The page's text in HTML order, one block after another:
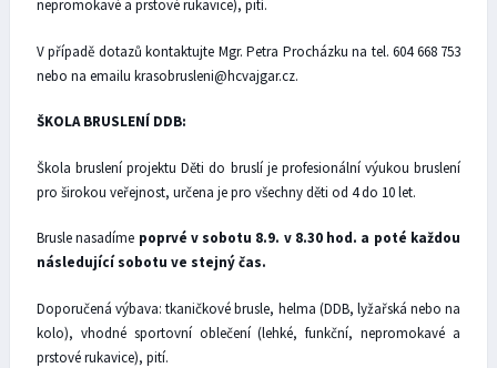
nepromokavé a prstové rukavice), pití.
V případě dotazů kontaktujte Mgr. Petra Procházku na tel. 604 668 753
nebo na emailu krasobrusleni@hcvajgar.cz.
ŠKOLA BRUSLENÍ DDB:
Škola bruslení projektu Děti do bruslí je profesionální výukou bruslení
pro širokou veřejnost, určena je pro všechny děti od 4 do 10 let.
Brusle nasadíme poprvé v sobotu 8.9. v 8.30 hod. a poté každou
následující sobotu ve stejný čas.
Doporučená výbava: tkaničkové brusle, helma (DDB, lyžařská nebo na
kolo), vhodné sportovní oblečení (lehké, funkční, nepromokavé a
prstové rukavice), pití.